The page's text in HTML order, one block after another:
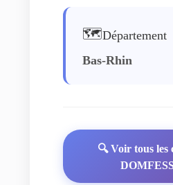
🗺️Département
Bas-Rhin
🔍 Voir tous les